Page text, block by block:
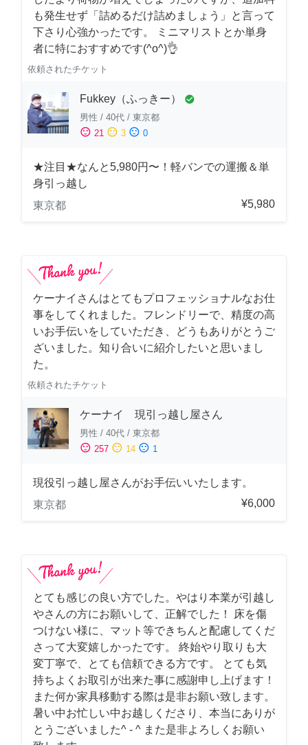
も発生せず「詰めるだけ詰めましょう」と言って
下さり心強かったです。 ミニマリストとか単身
者に特におすすめです(^o^)👌
依頼されたチケット
Fukkey（ふっきー） check_circle
男性 / 40代 / 東京都
sentiment_satisfied 21 sentiment_neutral 3 sentiment_dissatisfied 0
★注目★なんと5,980円〜！軽バンでの運搬＆単
身引っ越し
東京都
¥5,980
ケーナイさんはとてもプロフェッショナルなお仕
事をしてくれました。フレンドリーで、精度の高
いお手伝いをしていただき、どうもありがとうご
ざいました。知り合いに紹介したいと思いまし
た。
依頼されたチケット
ケーナイ 現引っ越し屋さん
男性 / 40代 / 東京都
sentiment_satisfied 257 sentiment_neutral 14 sentiment_dissatisfied 1
現役引っ越し屋さんがお手伝いいたします。
東京都
¥6,000
とても感じの良い方でした。やはり本業が引越し
やさんの方にお願いして、正解でした！ 床を傷
つけない様に、マット等できちんと配慮してくだ
さって大変嬉しかったです。 終始やり取りも大
変丁寧で、とても信頼できる方です。 とても気
持ちよくお取引が出来た事に感謝申し上げます！
また何か家具移動する際は是非お願い致します。
暑い中お忙しい中お越しくださり、本当にありが
とうございました^ - ^ また是非よろしくお願い